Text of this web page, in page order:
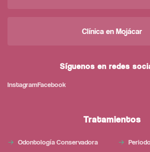
Clínica en Mojácar
Síguenos en redes
InstagramFacebook
Tratamientos
Odontología Conservadora